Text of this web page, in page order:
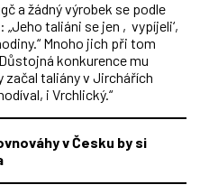
a žádný výrobek se podle
taliáni se jen ‚vypíjeli‘,
Mnoho jich při tom
konkurence mu
taliány v Jirchářích
i Vrchlický.“
v Česku by si